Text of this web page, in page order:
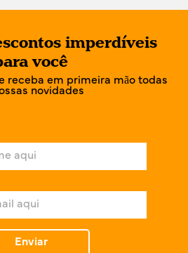
imperdíveis
você
receba em primeira mão todas
novidades
Enviar